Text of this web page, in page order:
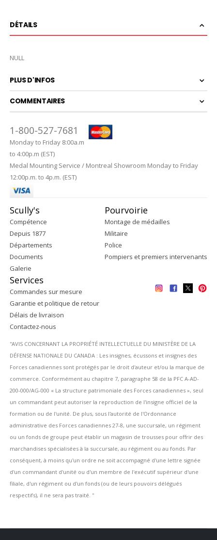
DÉTAILS
NULL
PLUS D'INFOS
COMMENTAIRES
1-800-527-7681
Monday to Friday 8:00a.m
to 4:00p.m (EST)
Medal Mounting Service / Montreal Showroom Monday to Friday
12:00p.m. to 4p.m. (EST)
Scully's
Compétence
Depuis 1877
Départements
Documents
Galerie
Pourvoirie
Montage de médailles
Militaire
Police
Pompiers et premiers intervenants
Services
Commandes sur mesure
Garantie et politique de retour
Délais de livraison
Contactez-nous
''AVIS CONCERNANT LA PROPRIÉTÉ INTELLECTUELLE DU MINISTÈRE DE LA
DÉFENSE NATIONALE DU CANADA : Les insignes, écussons et insignes des
Forces canadiennes sont protégés par le droit d'auteur et/ou la marque de
commerce. Conformément au chapitre 7, paragraphe 58 de la PFC A-AD-
200-000/AG-000 « La structure patrimoniale des Forces canadiennes », seul
un commandant peut autoriser la reproduction de l'insigne officiel de la
formation ou de l'unité. De plus, sous l'autorité de l'Ordonnance
administrative des Forces canadiennes 27-8, une succursale, un régiment
ou un fonds de groupe peut établir un magasin de trousses pour offrir des
marchandises spécialisées à la succursale, au régiment ou au fonds. Par
conséquent, à moins qu'un ordre ne soit accompagné d'une lettre signée
d'un commandant d'unité ou d'un membre de l'exécutif supérieur d'une
filiale, d'un régiment ou d'un fonds (ou de leurs pouvoirs délégués
respectifs), il ne sera pas traité. ''